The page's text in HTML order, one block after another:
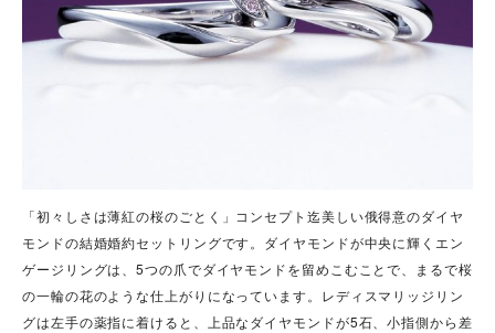
「初々しさは薄紅の桜のごとく」コンセプト迄美しい俄得意のダイヤ
モンドの結婚婚約セットリングです。ダイヤモンドが中央に輝くエン
ゲージリングは、5つの爪でダイヤモンドを留めこむことで、まるで桜
の一輪の花のような仕上がりになっています。レディスマリッジリン
グは左手の薬指に着けると、上品なダイヤモンドが5石、小指側から差